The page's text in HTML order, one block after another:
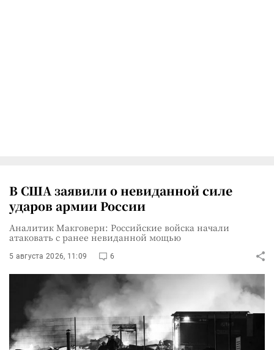
В США заявили о невиданной силе
ударов армии России
Аналитик Макговерн: Российские войска начали
атаковать с ранее невиданной мощью
5 августа 2026, 11:09 6